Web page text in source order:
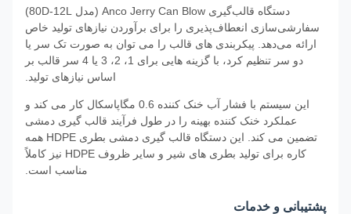
دستگاه قالب‌گیری Anco Jerry Can Blow (مدل 80D-12L)
سفارشی‌سازی انعطاف‌پذیری را برای برآوردن نیازهای تولید خاص
ارائه می‌دهد. پیکربندی های قالب را می توان به صورت تک سر یا
دو سر تنظیم کرد، با گزینه هایی برای 1، 2، 3 یا 4 سر قالب بر
اساس نیازهای تولید.
این سیستم با فشار آب خنک کننده 0.6 مگاپاسکال کار می کند و
عملکرد خنک کننده بهینه را در طول فرآیند قالب گیری دمشی
تضمین می کند. این دستگاه قالب گیری دمشی بطری HDPE همه
کاره برای تولید بطری های شیر و سایر ظروف HDPE نیز کاملاً
مناسب است.
پشتیبانی و خدمات